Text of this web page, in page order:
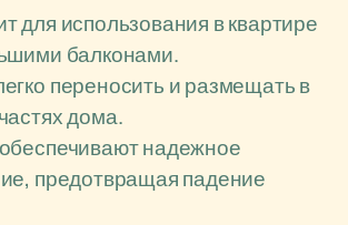
для использования в квартире
балконами.
переносить и размещать в
дома.
надежное
предотвращая падение